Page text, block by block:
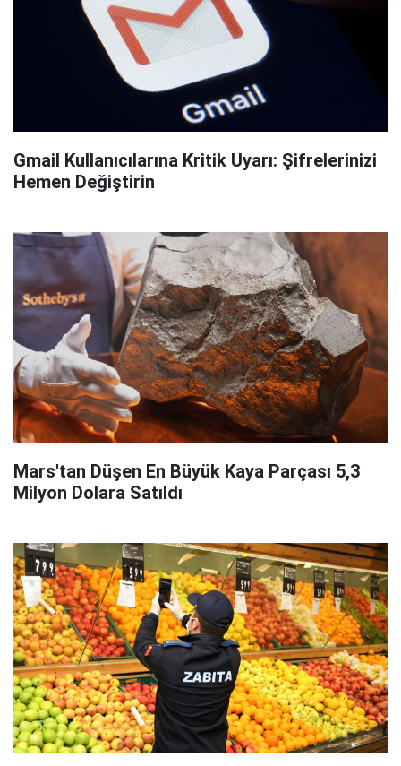
Gmail Kullanıcılarına Kritik Uyarı: Şifrelerinizi
Hemen Değiştirin
Mars'tan Düşen En Büyük Kaya Parçası 5,3
Milyon Dolara Satıldı